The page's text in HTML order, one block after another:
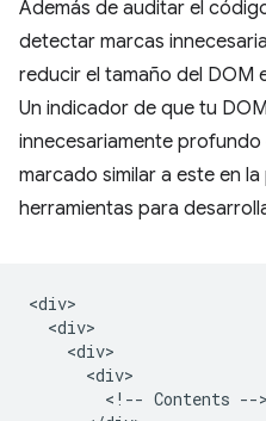
Además de auditar el
detectar marcas
reducir el tamaño del DOM
Un indicador de que tu
innecesariamente profundo
marcado similar a este en
herramientas para
<div>
  <div>
    <div>
      <div>
        <!-- Contents -->